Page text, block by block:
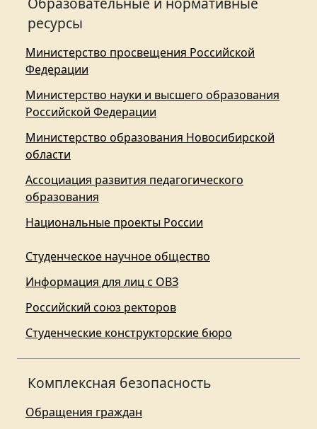
ресурсы
Министерство просвещения Российской
Федерации
Министерство науки и высшего образования
Российской Федерации
Министерство образования Новосибирской
области
Ассоциация развития педагогического
образования
Национальные проекты России
Студенческое научное общество
Информация для лиц с ОВЗ
Российский союз ректоров
Студенческие конструкторские бюро
Комплексная безопасность
Обращения граждан